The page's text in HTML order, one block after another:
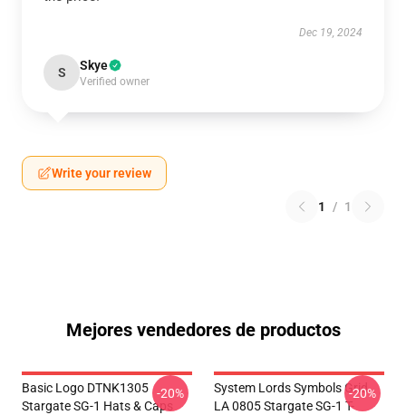
Dec 19, 2024
S Skye
Verified owner
Write your review
1 / 1
Mejores vendedores de productos
Basic Logo DTNK1305
Stargate SG-1 Hats & Caps
-20%
System Lords Symbols Grid
LA 0805 Stargate SG-1 T-
-20%